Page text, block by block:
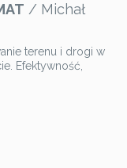
/ Michał
terenu i drogi w
Efektywność,